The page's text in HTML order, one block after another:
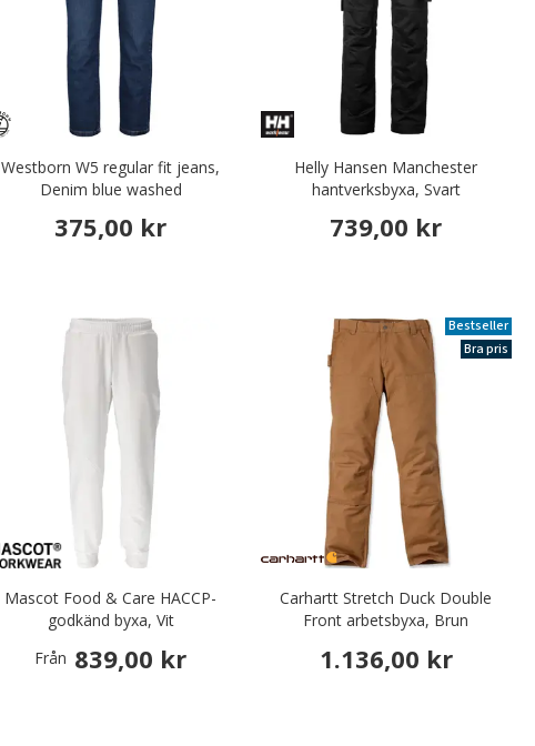
Westborn W5 regular fit jeans,
Denim blue washed
375,00 kr
Helly Hansen Manchester
hantverksbyxa, Svart
739,00 kr
Mascot Food & Care HACCP-
godkänd byxa, Vit
Från 839,00 kr
Bestseller
Bra pris
Carhartt Stretch Duck Double
Front arbetsbyxa, Brun
1.136,00 kr